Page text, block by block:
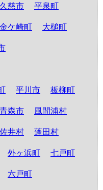
久慈市 平泉町
金ケ崎町 大槌町
平川市 板柳町
青森市 風間浦村
佐井村 蓬田村
外ヶ浜町 七戸町
六戸町